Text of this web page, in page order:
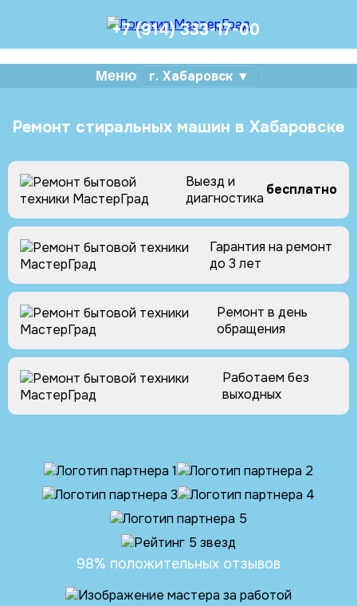
+7 (914) 333-17-00
Меню г. Хабаровск ▼
Ремонт стиральных машин в Хабаровске
Выезд и
диагностика бесплатно
Гарантия на ремонт
до 3 лет
Ремонт в день
обращения
Работаем без
выходных
Партнеры
98% положительных отзывов